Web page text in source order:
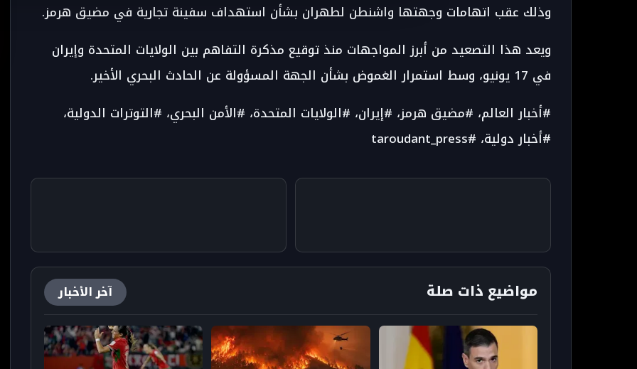
وذلك عقب اتهامات وجهتها واشنطن لطهران بشأن استهداف سفينة تجارية في مضيق هرمز.
ويعد هذا التصعيد من أبرز المواجهات منذ توقيع مذكرة التفاهم بين الولايات المتحدة وإيران
في 17 يونيو، وسط استمرار الغموض بشأن الجهة المسؤولة عن الحادث البحري الأخير.
#أخبار العالم، #مضيق هرمز، #إيران، #الولايات المتحدة، #الأمن البحري، #التوترات الدولية،
#أخبار دولية، #taroudant_press
مواضيع ذات صلة آخر الأخبار